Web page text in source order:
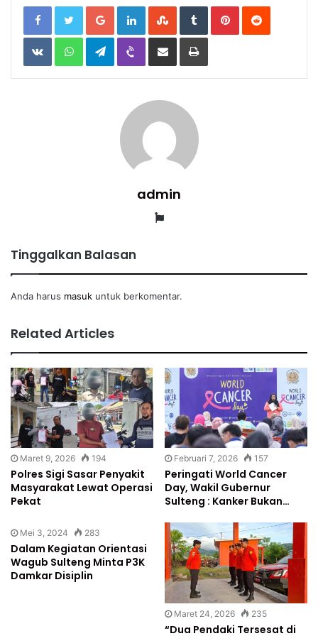
Google+LinkedInStumbleUpon
TumblrPinterestReddit
VKontakteWhatsAppTelegramViber Share
Email
Print
admin
Website
Tinggalkan Balasan
Anda harus masuk untuk berkomentar.
Related Articles
Maret 9, 2026 194
Polres Sigi Sasar Penyakit
Masyarakat Lewat Operasi
Pekat
Februari 7, 2026 157
Peringati World Cancer
Day, Wakil Gubernur
Sulteng : Kanker Bukan…
Mei 3, 2024 283
Dalam Kegiatan Orientasi
Wagub Sulteng Minta P3K
Damkar Disiplin
Maret 24, 2026 235
“Dua Pendaki Tersesat di